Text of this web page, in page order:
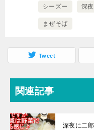
シーズー 深
まぜそば
Tweet
関連記事
深夜に二